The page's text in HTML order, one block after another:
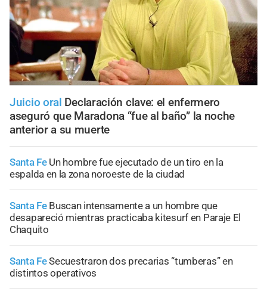
Juicio oral Declaración clave: el enfermero
aseguró que Maradona “fue al baño” la noche
anterior a su muerte
Santa Fe Un hombre fue ejecutado de un tiro en la
espalda en la zona noroeste de la ciudad
Santa Fe Buscan intensamente a un hombre que
desapareció mientras practicaba kitesurf en Paraje El
Chaquito
Santa FeSecuestraron dos precarias “tumberas” en
distintos operativos